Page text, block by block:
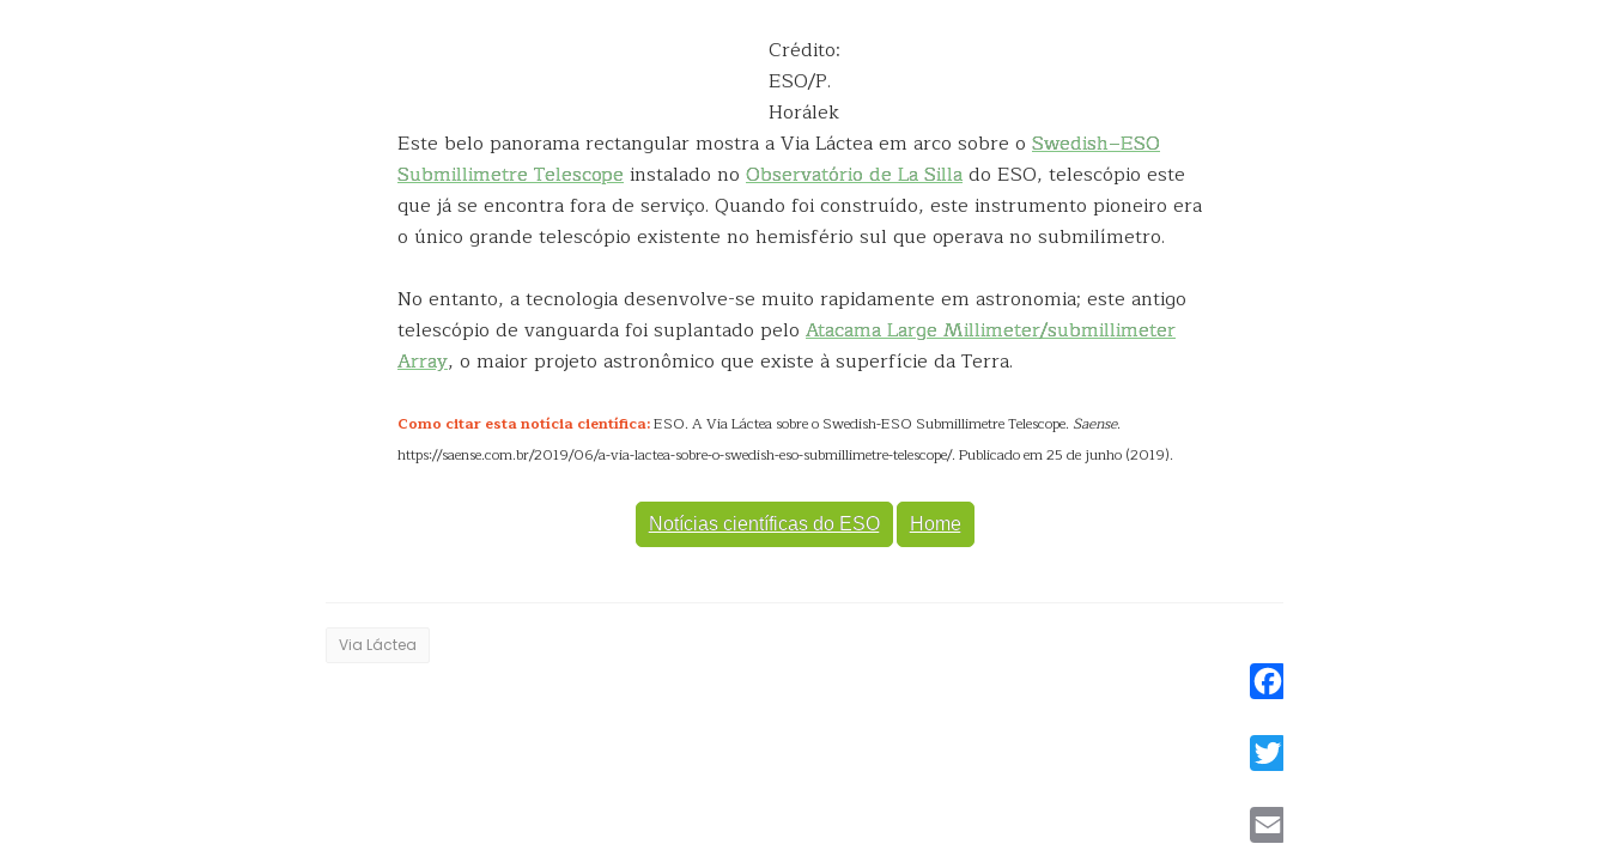
Crédito:
ESO/P.
Horálek
Este belo panorama rectangular mostra a Via Láctea em arco sobre o Swedish–ESO
Submillimetre Telescopeinstalado no Observatório de La Sillado ESO, telescópio este
que já se encontra fora de serviço. Quando foi construído, este instrumento pioneiro era
o único grande telescópio existente no hemisfério sul que operava no submilímetro.
No entanto, a tecnologia desenvolve-se muito rapidamente em astronomia; este antigo
telescópio de vanguarda foi suplantado pelo Atacama Large Millimeter/submillimeter
Array, o maior projeto astronômico que existe à superfície da Terra.
Como citar esta notícia científica:ESO. A Via Láctea sobre o Swedish-ESO Submillimetre Telescope. Saense.
https://saense.com.br/2019/06/a-via-lactea-sobre-o-swedish-eso-submillimetre-telescope/. Publicado em 25 de junho (2019).
Notícias científicas do ESO Home
Via Láctea